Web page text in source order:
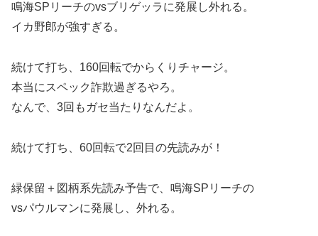
鳴海SPリーチのvsブリゲッラに発展し外れる。
イカ野郎が強すぎる。
続けて打ち、160回転でからくりチャージ。
本当にスペック詐欺過ぎるやろ。
なんで、3回もガセ当たりなんだよ。
続けて打ち、60回転で2回目の先読みが！
緑保留＋図柄系先読み予告で、鳴海SPリーチの
vsパウルマンに発展し、外れる。